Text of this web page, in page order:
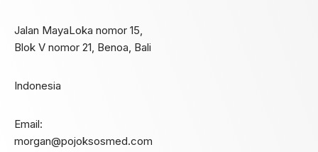
Jalan MayaLoka nomor 15,
Blok V nomor 21, Benoa, Bali
Indonesia
Email:
morgan@pojoksosmed.com